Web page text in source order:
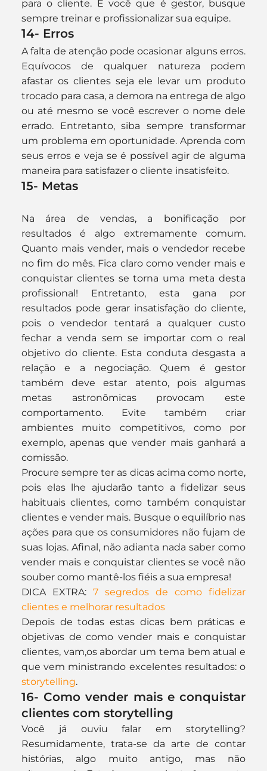
para o cliente. E você que é gestor, busque
sempre treinar e profissionalizar sua equipe.
14- Erros
A falta de atenção pode ocasionar alguns erros.
Equívocos de qualquer natureza podem
afastar os clientes seja ele levar um produto
trocado para casa, a demora na entrega de algo
ou até mesmo se você escrever o nome dele
errado. Entretanto, siba sempre transformar
um problema em oportunidade. Aprenda com
seus erros e veja se é possível agir de alguma
maneira para satisfazer o cliente insatisfeito.
15- Metas
Na área de vendas, a bonificação por
resultados é algo extremamente comum.
Quanto mais vender, mais o vendedor recebe
no fim do mês. Fica claro como vender mais e
conquistar clientes se torna uma meta desta
profissional! Entretanto, esta gana por
resultados pode gerar insatisfação do cliente,
pois o vendedor tentará a qualquer custo
fechar a venda sem se importar com o real
objetivo do cliente. Esta conduta desgasta a
relação e a negociação. Quem é gestor
também deve estar atento, pois algumas
metas astronômicas provocam este
comportamento. Evite também criar
ambientes muito competitivos, como por
exemplo, apenas que vender mais ganhará a
comissão.
Procure sempre ter as dicas acima como norte,
pois elas lhe ajudarão tanto a fidelizar seus
habituais clientes, como também conquistar
clientes e vender mais. Busque o equilíbrio nas
ações para que os consumidores não fujam de
suas lojas. Afinal, não adianta nada saber como
vender mais e conquistar clientes se você não
souber como mantê-los fiéis a sua empresa!
DICA EXTRA: 7 segredos de como fidelizar
clientes e melhorar resultados
Depois de todas estas dicas bem práticas e
objetivas de como vender mais e conquistar
clientes, vam,os abordar um tema bem atual e
storytelling.
16- Como vender mais e conquistar
clientes com storytelling
Você já ouviu falar em storytelling?
Resumidamente, trata-se da arte de contar
histórias, algo muito antigo, mas não